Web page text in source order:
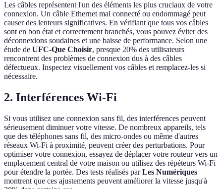
Les câbles représentent l'un des éléments les plus cruciaux de votre
connexion. Un câble Ethernet mal connecté ou endommagé peut
causer des lenteurs significatives. En vérifiant que tous vos câbles
sont en bon état et correctement branchés, vous pouvez éviter des
déconnexions soudaines et une baisse de performance. Selon une
étude de UFC-Que Choisir, presque 20% des utilisateurs
rencontrent des problèmes de connexion dus à des câbles
défectueux. Inspectez visuellement vos câbles et remplacez-les si
nécessaire.
2. Interférences Wi-Fi
Si vous utilisez une connexion sans fil, des interférences peuvent
sérieusement diminuer votre vitesse. De nombreux appareils, tels
que des téléphones sans fil, des micro-ondes ou même d'autres
réseaux Wi-Fi à proximité, peuvent créer des perturbations. Pour
optimiser votre connexion, essayez de déplacer votre routeur vers un
emplacement central de votre maison ou utilisez des répéteurs Wi-Fi
pour étendre la portée. Des tests réalisés parLes Numériques
montrent que ces ajustements peuvent améliorer la vitesse jusqu'à